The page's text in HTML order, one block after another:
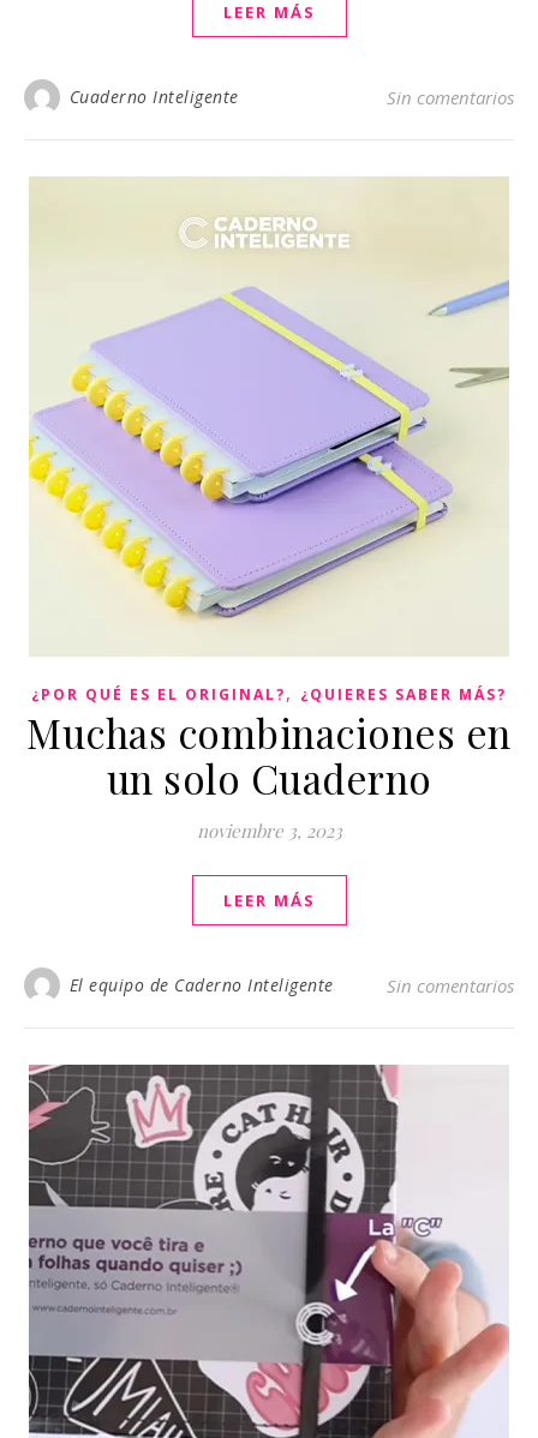
LEER MÁS
Cuaderno Inteligente Sin comentarios
¿POR QUÉ ES EL ORIGINAL?, ¿QUIERES SABER MÁS?
Muchas combinaciones en
un solo Cuaderno
noviembre 3, 2023
LEER MÁS
El equipo de Caderno Inteligente Sin comentarios